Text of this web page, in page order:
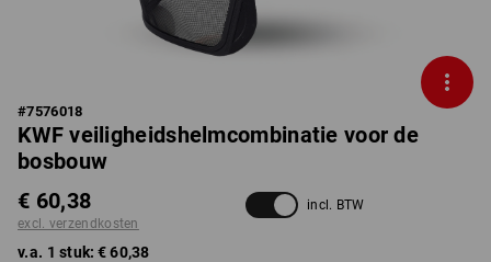
#7576018
KWF veiligheidshelmcombinatie voor de
bosbouw
€ 60,38
excl. verzendkosten
incl. BTW
v.a. 1 stuk: € 60,38